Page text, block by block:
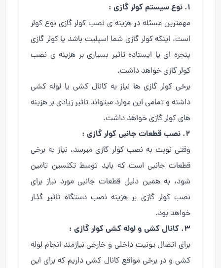
۱. نوع سیستم کولر گازی :
مهمترین مسئله در هزینه ی نصب کولر گازی نوع کولر
است، اینکه کولر گازی شما اسپلیت باشد یا کولر گازی
پنجره ای یا ایستاده تاثیر بسیاری بر هزینه ی نصب
کولر گازی خواهد داشت.
برخی کولر گازی ها نیاز به کانال کشی یا لوله کشی
داشته و تمامی این موارد میتواند تاثیر زیادی بر هزینه
های کولر گازی خواهد داشت.
۲. نصب قطعات جانبی کولر گازی :
وقتی نوبت به نصب کولر گازی میرسد، نیاز به برخی
قطعات جانبی است که باید توسط تکنسین تامین
شود، به همین دلیل قطعات جانبی مورد نیاز برای
نصب کولر گازی بر هزینه نصب دستگاه تاثیر گذار
خواهد بود.
۳. کانال کشی و لوله کشی کولر گازی :
برای اتصال یونیت داخلی و خارجی نیازمند انجام لوله
کشی و در برخی مواقع کانال کشی داریم که برای این